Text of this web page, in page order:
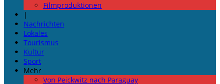
Filmproduktionen
|
Nachrichten
Lokales
Tourismus
Kultur
Sport
Mehr
Von Peickwitz nach Paraguay